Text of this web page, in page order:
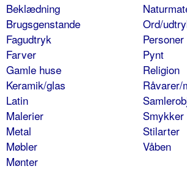
Beklædning
Brugsgenstande
Fagudtryk
Farver
Gamle huse
Keramik/glas
Latin
Malerier
Metal
Møbler
Mønter
Ord/
Personer
Pynt
Religion
Råvarer/
Smykker
Stilarter
Våben